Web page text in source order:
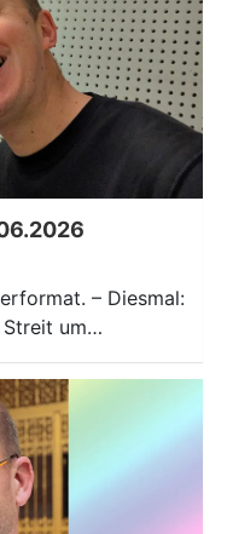
– Diesmal:
Streit um…